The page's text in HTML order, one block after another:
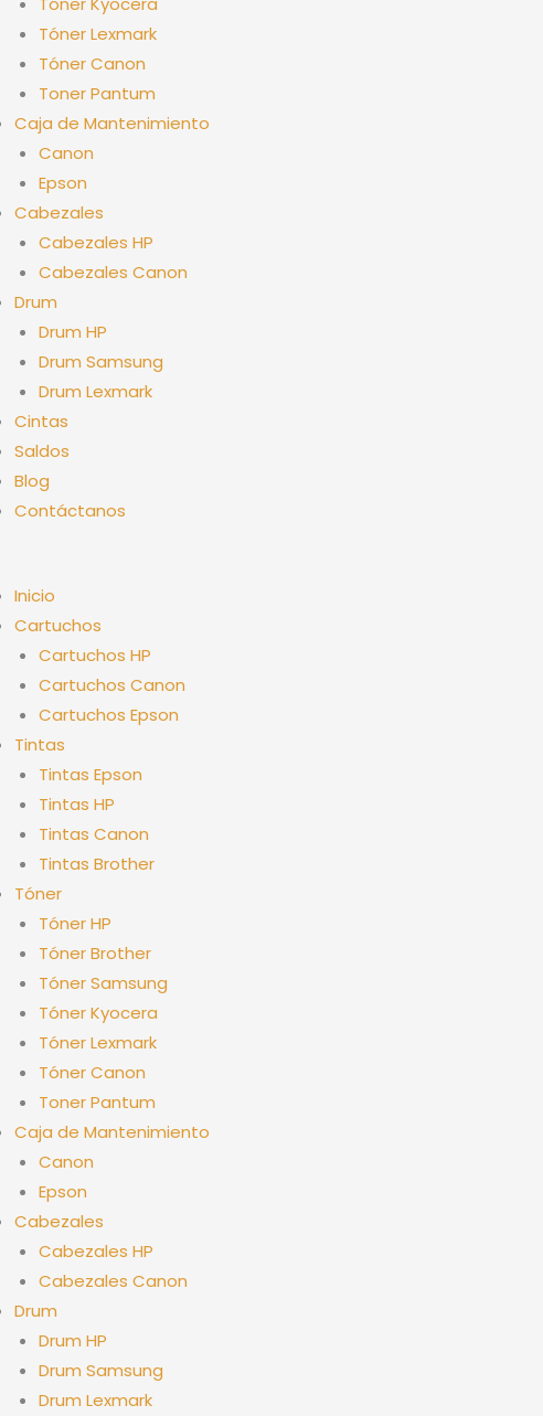
Tóner Lexmark
Tóner Canon
Toner Pantum
Caja de Mantenimiento
Canon
Epson
Cabezales
Cabezales HP
Cabezales Canon
Drum
Drum HP
Drum Samsung
Drum Lexmark
Cintas
Saldos
Blog
Contáctanos
Inicio
Cartuchos
Cartuchos HP
Cartuchos Canon
Cartuchos Epson
Tintas
Tintas Epson
Tintas HP
Tintas Canon
Tintas Brother
Tóner
Tóner HP
Tóner Brother
Tóner Samsung
Tóner Kyocera
Tóner Lexmark
Tóner Canon
Toner Pantum
Caja de Mantenimiento
Canon
Epson
Cabezales
Cabezales HP
Cabezales Canon
Drum
Drum HP
Drum Samsung
Drum Lexmark